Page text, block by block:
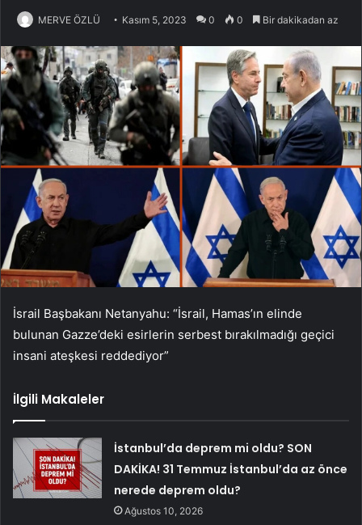
MERVE ÖZLÜ Kasım 5, 2023 0 0 Bir dakikadan az
İsrail Başbakanı Netanyahu: “İsrail, Hamas’ın elinde
bulunan Gazze’deki esirlerin serbest bırakılmadığı geçici
insani ateşkesi reddediyor”
İlgili Makaleler
İstanbul’da deprem mi oldu? SON
DAKİKA! 31 Temmuz İstanbul’da az önce
nerede deprem oldu?
Ağustos 10, 2026